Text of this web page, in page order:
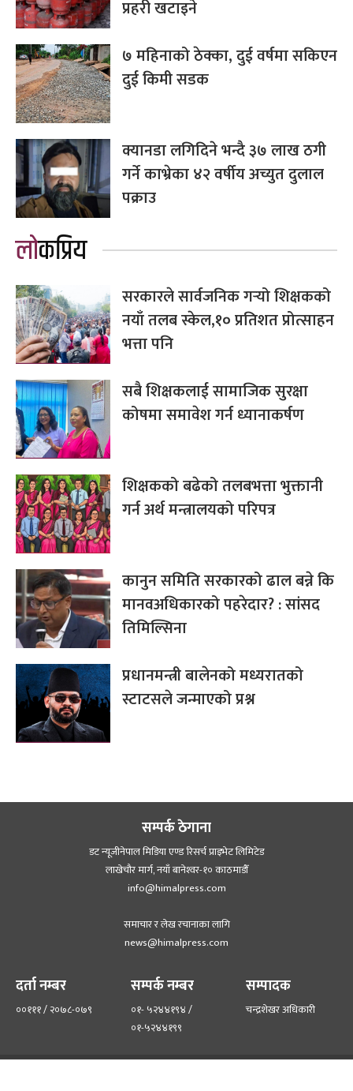
प्रहरी खटाइने
७ महिनाको ठेक्का, दुई वर्षमा सकिएन
दुई किमी सडक
क्यानडा लगिदिने भन्दै ३७ लाख ठगी
गर्ने काभ्रेका ४२ वर्षीय अच्युत दुलाल
पक्राउ
लोकप्रिय
सरकारले सार्वजनिक गर्‍यो शिक्षकको
नयाँ तलब स्केल,१० प्रतिशत प्रोत्साहन
भत्ता पनि
सबै शिक्षकलाई सामाजिक सुरक्षा
कोषमा समावेश गर्न ध्यानाकर्षण
शिक्षकको बढेको तलबभत्ता भुक्तानी
गर्न अर्थ मन्त्रालयको परिपत्र
कानुन समिति सरकारको ढाल बन्ने कि
मानवअधिकारको पहरेदार? : सांसद
तिमिल्सिना
प्रधानमन्त्री बालेनको मध्यरातको
स्टाटसले जन्माएको प्रश्न
सम्पर्क ठेगाना
डट न्यूजीनेपाल मिडिया एण्ड रिसर्च प्राइभेट लिमिटेड
लाखेचौर मार्ग, नयाँ बानेश्‍वर-१० काठमाडौँ
info@himalpress.com
समाचार र लेख रचानाका लागि
news@himalpress.com
दर्ता नम्बर
००१११ / २०७८-०७९
सम्पर्क नम्बर
०१- ५२४४१९४ /
०१-५२४४१९९
सम्पादक
चन्द्रशेखर अधिकारी